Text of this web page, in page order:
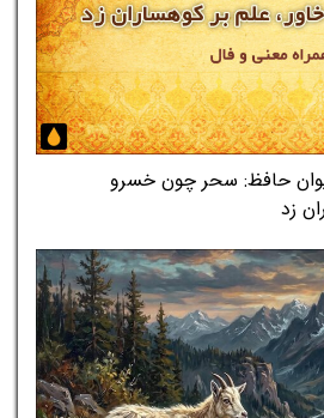
شماره‌ی ۱۵۳ دیوان حافظ: سحر چون خسرو
زد